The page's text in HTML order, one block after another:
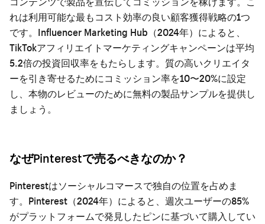
れは利用可能な最もコスト効率の良い顧客獲得戦略の1つ
です。Influencer Marketing Hub（2024年）によると、
TikTokアフィリエイトマーケティングキャンペーンは平均
5.2倍の投資回収率をもたらします。質の高いクリエイタ
ーを引き寄せるためにコミッション率を10〜20%に設定
し、本物のレビューのために無料の製品サンプルを提供し
ましょう。
なぜPinterestで売るべきなのか？
Pinterestはソーシャルコマースで独自の位置を占めま
す。Pinterest（2024年）によると、週次ユーザーの85%
がプラットフォームで発見したピンに基づいて購入してい